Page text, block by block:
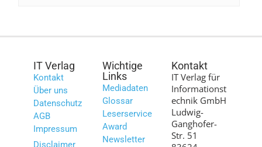
IT Verlag
Kontakt
Über uns
Datenschutz
AGB
Impressum
Disclaimer
Wichtige
Links
Mediadaten
Glossar
Leserservice
Award
Newsletter
Kontakt
IT Verlag für
Informationst
echnik GmbH
Ludwig-
Ganghofer-
Str. 51